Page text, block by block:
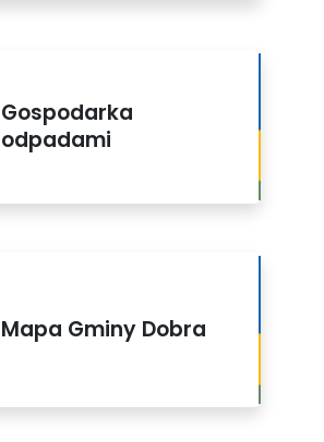
Gospodarka
odpadami
Mapa Gminy Dobra